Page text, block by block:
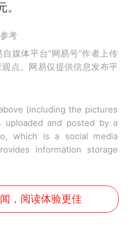
考
媒体平台“网易号”作者上传
点。网易仅提供信息发布平
(including the pictures
and posted by a
which is a social media
information storage
，阅读体验更佳